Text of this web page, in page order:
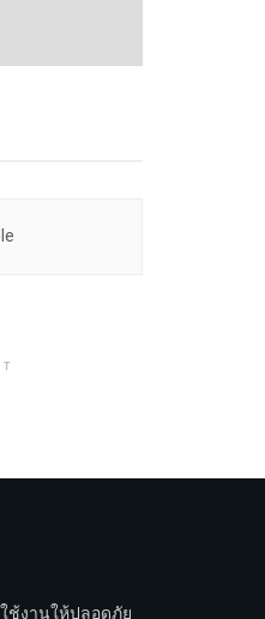
ช้งานให้ปลอดภัย